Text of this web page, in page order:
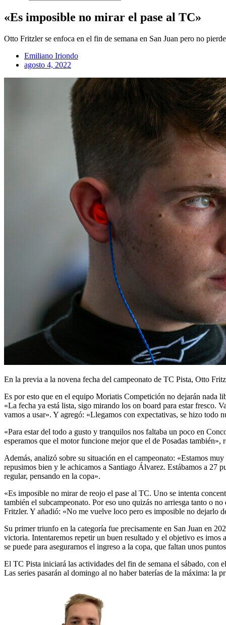
«Es imposible no mirar el pase al TC»
Otto Fritzler se enfoca en el fin de semana en San Juan pero no
Emiliano Iriondo
agosto 4, 2022
En la previa a la novena fecha del campeonato de TC Pista, Otto
Es por esto que en el equipo Moriatis Competición no dejarán nada
«La fecha ya está lista, sigo mirando los on board para estar fresco.
vamos a usar». Y agregó: «Llegamos con expectativas, se hizo
«Para estar del todo a gusto y tranquilos nos faltaba un poco en
esperamos que el motor funcione mejor que el de Posadas
Además, analizó sobre su situación en el campeonato: «Estamos
repusimos bien y le achicamos a Santiago Álvarez. Estábamos a 27
regular, pensando en la copa».
«Es imposible no mirar de reojo el pase al TC. Uno se intenta
también el subcampeonato. Por eso uno quizás no arriesga tanto o
Fritzler. Y añadió: «No me vuelve loco pero es imposible no dejarlo
Su primer triunfo en la categoría fue precisamente en San Juan en
victoria. Intentaremos repetir un buen resultado y el objetivo es irnos
se puede para asegurarnos el ingreso a la copa, que faltan unos
El TC Pista iniciará las actividades del fin de semana el sábado, con
Las series pasarán al domingo al no haber baterías de la máxima: la